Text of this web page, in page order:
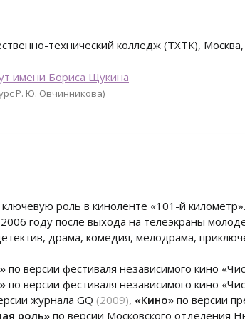
технический колледж (ТХТК), Москва,
имени Бориса Щукина
Р. Ю. Овчинникова)
ключевую роль в киноленте «101-й
году после выхода на телеэкраны
драма, комедия, мелодрама,
по версии фестиваля независимого кино
по версии фестиваля независимого кино
журнала GQ (2009), «Кино» по версии
роль» по версии Московского отделения